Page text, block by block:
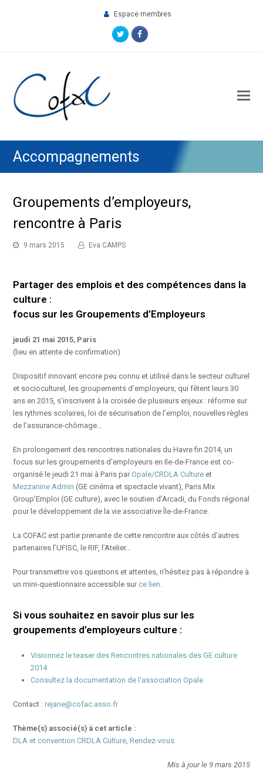
Espace membres
TwitterFacebook
Accompagnements
Groupements d’employeurs,
rencontre à Paris
9 mars 2015 Eva CAMPS
Partager des emplois et des compétences dans la
culture :
focus sur les Groupements d’Employeurs
jeudi 21 mai 2015, Paris
(lieu en attente de confirmation)
Dispositif innovant encore peu connu et utilisé dans le secteur culturel
et socioculturel, les groupements d’employeurs, qui fêtent leurs 30
ans en 2015, s’inscrivent à la croisée de plusieurs enjeux : réforme sur
les rythmes scolaires, loi de sécurisation de l’emploi, nouvelles règles
de l’assurance-chômage…
En prolongement des rencontres nationales du Havre fin 2014, un
focus sur les groupements d’employeurs en Ile-de-France est co-
organisé le jeudi 21 mai à Paris parOpale/CRDLA Culture et
Mezzanine Admin (GE cinéma et spectacle vivant), Paris Mix
Group’Emploi (GE culture), avec le soutien d’Arcadi, du Fonds régional
pour le développement de la vie associative Île-de-France.
La COFAC est partie prenante de cette rencontre aux côtés d’autres
partenaires l’UFISC, le RIF, l’Atelier…
Pour transmettre vos questions et attentes, n’hésitez pas à répondre à
un mini-questionnaire accessible surce lien.
Si vous souhaitez en savoir plus sur les
groupements d’employeurs culture :
Visionnez le teaser des Rencontres nationales des GE culture
2014
Consultez la documentation de l’association Opale
Contact :rejane@cofac.asso.fr
Thème(s) associé(s) à cet article :
DLA et convention CRDLA Culture,Rendez-vous
Mis à jour le 9 mars 2015